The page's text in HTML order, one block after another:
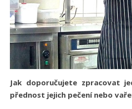
Jak doporučujete zpracovat
přednost jejich pečení nebo